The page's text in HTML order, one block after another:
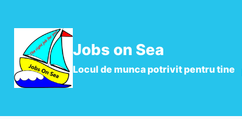
Jobs on Sea
Locul de munca potrivit pentru tine